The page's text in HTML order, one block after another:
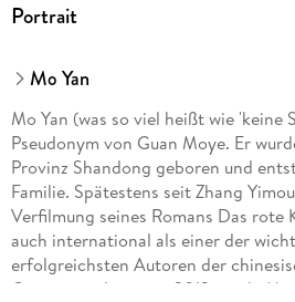
Portrait
Mo Yan
Mo Yan (was so viel heißt wie 'keine
Pseudonym von Guan Moye. Er
Provinz Shandong geboren und
Familie. Spätestens seit Zhang
Verfilmung seines Romans Das rote
auch international als einer der
erfolgreichsten Autoren der
Gegenwartsliteratur. 2012 wurde Mo